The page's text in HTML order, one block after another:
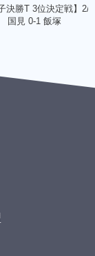
子決勝T 3位決定戦】
国見 0-1 飯塚